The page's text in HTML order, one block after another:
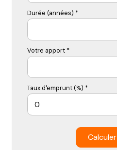
Durée (années) *
Votre apport *
Taux d'emprunt (%) *
Calculer